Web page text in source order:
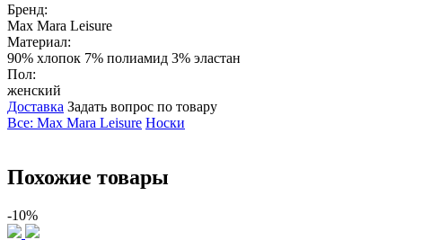
Бренд:
Max Mara Leisure
Материал:
90% хлопок 7% полиамид 3% эластан
Пол:
женский
Доставка Задать вопрос по товару
Все: Max Mara Leisure Носки
Похожие товары
-10%